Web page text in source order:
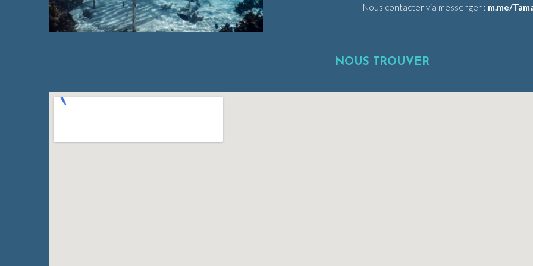
Nous contacter via messenger : m.me/
NOUS TROUVER